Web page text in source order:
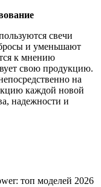
свечи
и уменьшают
к мнению
свою продукцию.
на
каждой новой
надежности и
топ моделей 2026